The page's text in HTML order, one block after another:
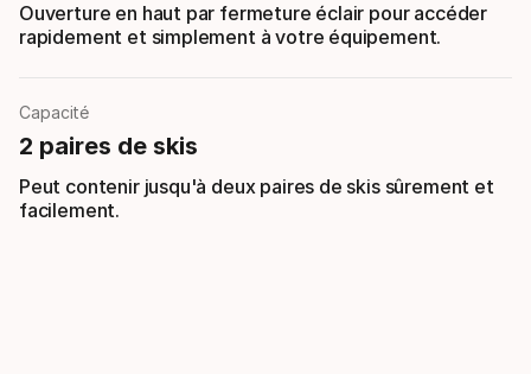
Ouverture en haut par fermeture éclair pour accéder
rapidement et simplement à votre équipement.
Capacité
2 paires de skis
Peut contenir jusqu'à deux paires de skis sûrement et
facilement.